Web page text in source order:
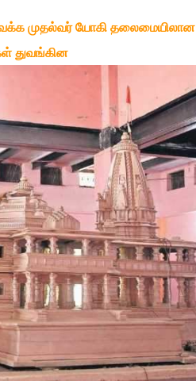
முதல்வர் யோகி தலைமையிலான
துவங்கின